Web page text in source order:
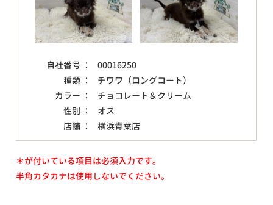
自社番号 ：
00016250
種類 ：
チワワ（ロングコート）
カラー ：
チョコレート＆クリーム
性別 ：
オス
店舗 ：
横浜青葉店
＊が付いている項目は必須入力です。
半角カタカナは使用しないでください。